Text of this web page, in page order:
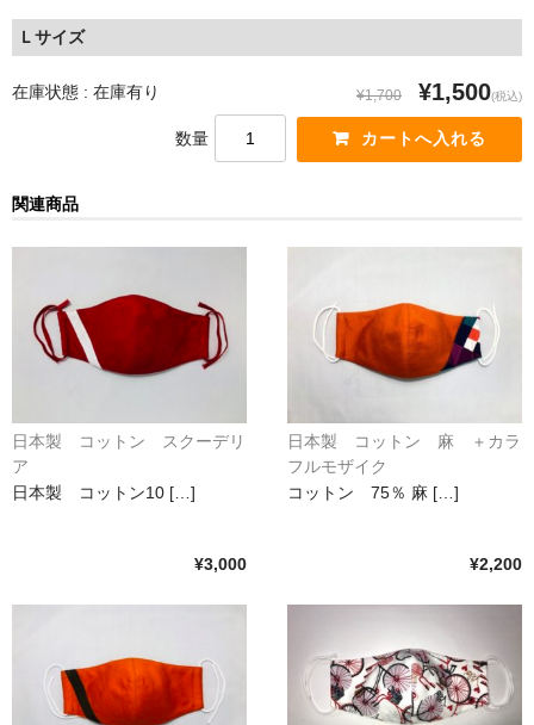
Ｌサイズ
在庫状態 : 在庫有り ¥1,700 ¥1,500(税込)
数量
関連商品
日本製 コットン スクーデリ
ア
日本製 コットン10 […]
¥3,000
日本製 コットン 麻 ＋カラ
フルモザイク
コットン 75％ 麻 […]
¥2,200